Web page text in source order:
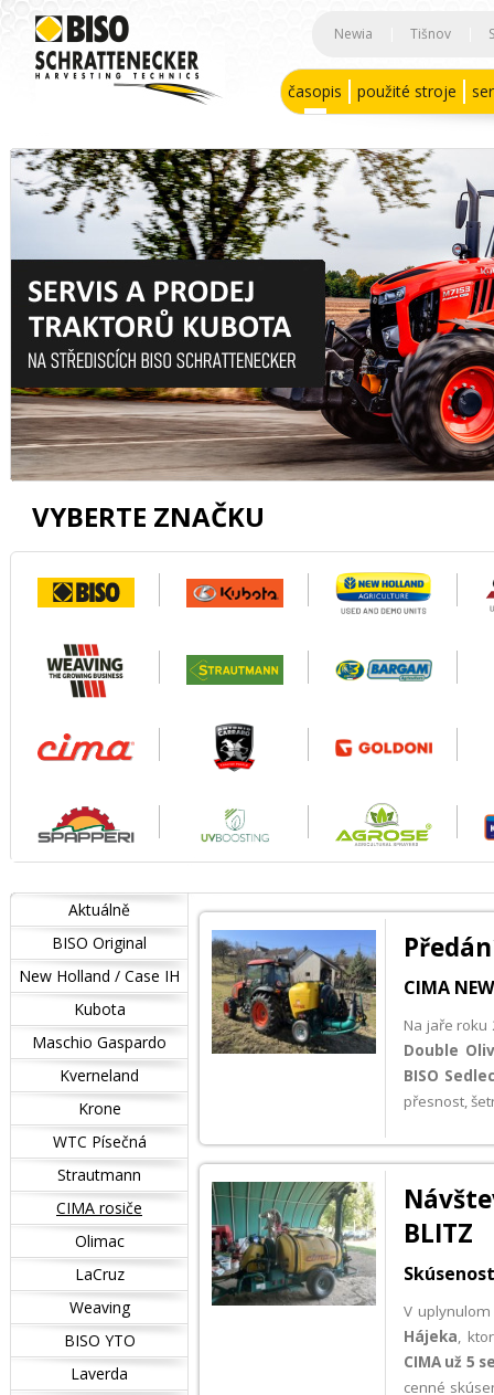
Newia Tišnov
časopis použité stroje
VYBERTE ZNAČKU
CIMA
Na jaře
Double
BISO
přesnost,
BLITZ
V
Hájeka,
CIMA už 5
cenné
Aktuálně
BISO Original
New Holland / Case IH
Kubota
Maschio Gaspardo
Kverneland
Krone
WTC Písečná
Strautmann
CIMA rosiče
Olimac
LaCruz
Weaving
BISO YTO
Laverda